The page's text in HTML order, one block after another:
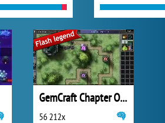
GemCraft Chapter One The Forgotten
56 212x